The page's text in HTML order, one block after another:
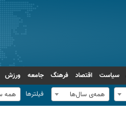
سیاست اقتصاد فرهنگ جامعه ورزش
همه‌ی سال‌ها فیلترها همه